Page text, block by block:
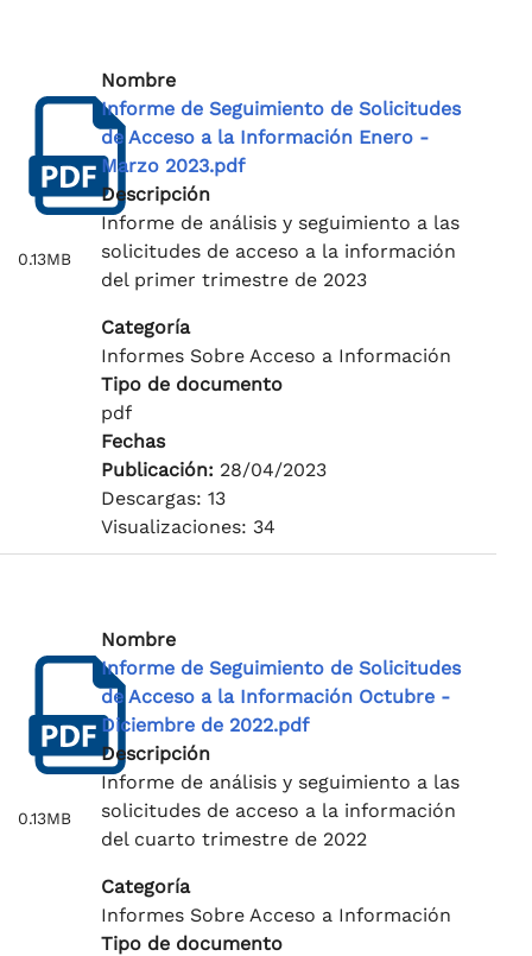
0.13MB
Nombre
Informe de Seguimiento de Solicitudes
de Acceso a la Información Enero -
Marzo 2023.pdf
Descripción
Informe de análisis y seguimiento a las
solicitudes de acceso a la información
del primer trimestre de 2023
Categoría
Informes Sobre Acceso a Información
Tipo de documento
pdf
Fechas
Publicación: 28/04/2023
Descargas: 13
Visualizaciones: 34
0.13MB
Nombre
Informe de Seguimiento de Solicitudes
de Acceso a la Información Octubre -
Diciembre de 2022.pdf
Descripción
Informe de análisis y seguimiento a las
solicitudes de acceso a la información
del cuarto trimestre de 2022
Categoría
Informes Sobre Acceso a Información
Tipo de documento